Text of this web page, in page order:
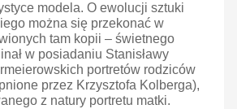
modela. O ewolucji sztuki
można się przekonać w
tam kopii – świetnego
w posiadaniu Stanisławy
portretów rodziców
przez Krzysztofa Kolberga),
z natury portretu matki.